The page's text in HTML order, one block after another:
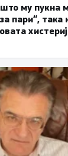
му пукна
пари“, така
предлог